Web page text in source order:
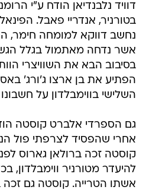
דוויד נלבנדיאן הודח ע"י
בטורניר, אנדריי פאבל.
אשר נדחה מאתמול בגלל
בסיבוב הבא את השוויצרי
הפתיע את בן ארצו ג'ורג'
השלישי בווימבלדון על
גם הספרדי אלברט קוסטה
קוסטה זכה ברולאן גארוס
להיעדר מטורניר ווימבלדון,
אשתו הטרייה. קוסטה גם זכה